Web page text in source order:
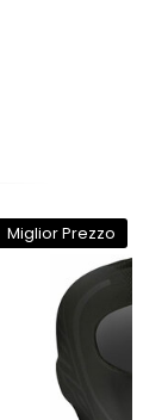
Miglior Prezzo